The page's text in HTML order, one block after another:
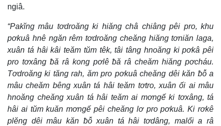
ngiâ.
“Pakĭng mâu tơdroăng ki hiăng châ chiâng pêi pro, khu
pơkuâ hnê ngăn rêm tơdroăng cheăng hiăng tơniăn laga,
xuân tá hâi kâi teăm tŭm têk, tâi tâng hnoăng ki pơkâ pêi
pro tơxâng ƀă râ kong pơlê ƀă râ cheăm hiăng pơcháu.
Tơdroăng ki tăng rah, ăm pro pơkuâ cheăng dêi kăn ƀô̆ a
mâu cheăm bêng xuân tá hâi teăm tơtro, xuân ối ai mâu
hnoăng cheăng xuân tá hâi teăm ai mơngế ki tơxâng, tá
hâi ai tŭm kuăn mơngế pêi cheăng lơ pro pơkuâ. Ki rơkê
plĕng dêi mâu kăn ƀô̆ xuân tá hâi tơdâng, malối a râ